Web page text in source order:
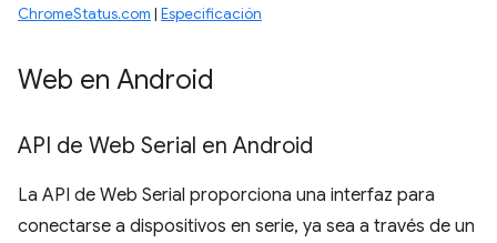
ChromeStatus.com | Especificación
Web en Android
API de Web Serial en Android
La API de Web Serial proporciona una interfaz para
conectarse a dispositivos en serie, ya sea a través de un